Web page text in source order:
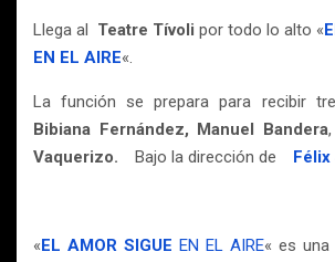
Llega al Teatre Tívoli por todo lo alto «
EN EL AIRE«.
La función se prepara para recibir
Bibiana Fernández, Manuel Bandera,
Vaquerizo. Bajo la dirección de Félix
«EL AMOR SIGUE EN EL AIRE« es una